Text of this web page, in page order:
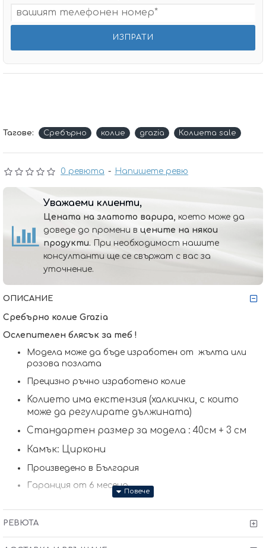
0 ревюта - Напишете ревю
Тагове: Сребърно колие grazia Колиета sale
Уважаеми клиенти,
Цената на златото варира, което може да
доведе до промени в цените на някои
продукти. При необходимост нашите
консултанти ще се свържат с вас за
уточнение.
ОПИСАНИЕ
Сребърно колие Grazia
Ослепителен блясък за теб !
Модела може да бъде изработен от жълта или
розова позлата
Прецизно ръчно изработено колие
Koлието има екстензия (халкички, с които
може да регулирате дължината)
Стандартен размер за модела : 40см + 3 см
Камък: Циркони
Произведено в България
Гаранция от 6 месеца
РЕВЮТА